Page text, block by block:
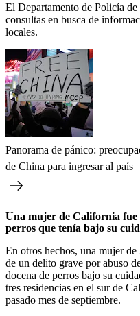
El Departamento de Policía
consultas en busca de
locales.
Panorama de pánico:
de China para ingresar al país
Una mujer de California
perros que tenía bajo su
En otros hechos, una mujer de
de un delito grave por abuso
docena de perros bajo su
tres residencias en el sur de
pasado mes de septiembre.